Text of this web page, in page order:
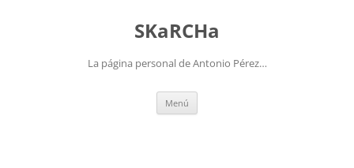
SKaRCHa
La página personal de Antonio Pérez…
Menú